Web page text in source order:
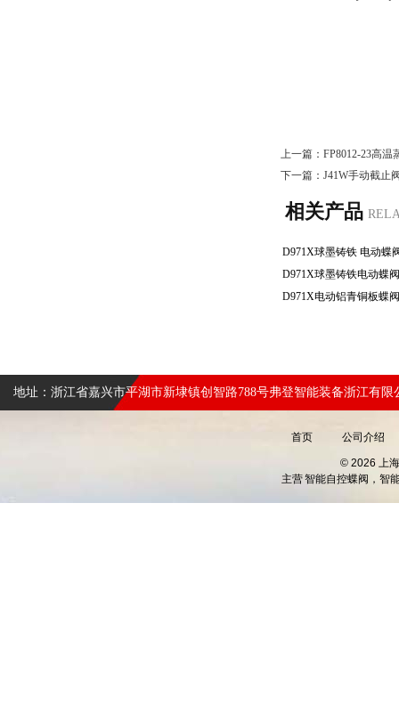
上一篇： FP8012-23高
下一篇： J41W手动截止
相关产品
地址：浙江省嘉兴市平湖市新埭镇创智路788号弗登智能装备浙江有限
首页 公司介绍
© 2026 上
主营智能自控蝶阀，智